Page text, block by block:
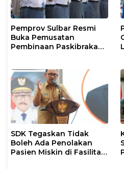
Pemprov Sulbar Resmi
Buka Pemusatan
Pembinaan Paskibraka
SDK Tegaskan Tidak
Boleh Ada Penolakan
Pasien Miskin di Fasilitas